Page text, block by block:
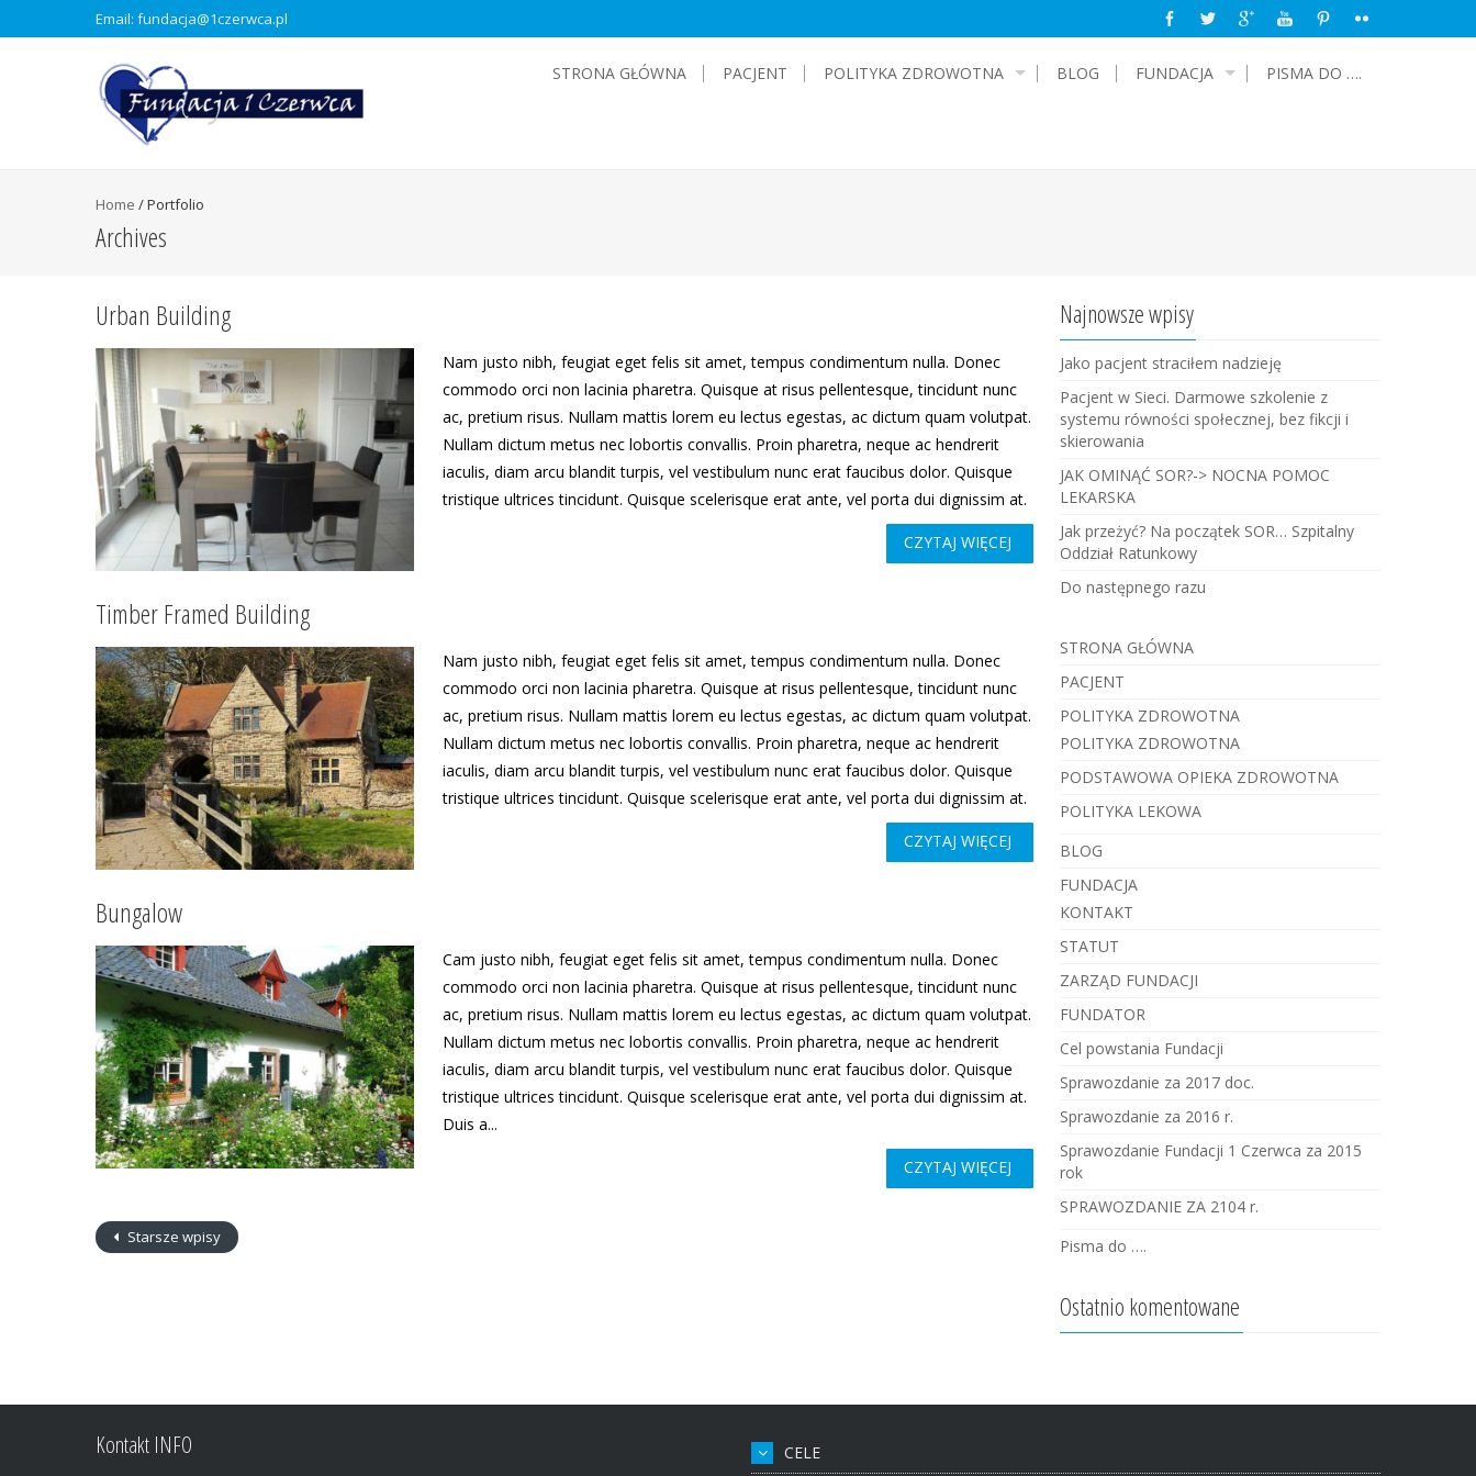
Email: fundacja@1czerwca.pl
STRONA GŁÓWNA PACJENT POLITYKA ZDROWOTNA BLOG FUNDACJA PISMA DO ….
Home /Portfolio
Archives
Urban Building
Nam justo nibh, feugiat eget felis sit amet, tempus condimentum nulla. Donec
commodo orci non lacinia pharetra. Quisque at risus pellentesque, tincidunt nunc
ac, pretium risus. Nullam mattis lorem eu lectus egestas, ac dictum quam volutpat.
Nullam dictum metus nec lobortis convallis. Proin pharetra, neque ac hendrerit
iaculis, diam arcu blandit turpis, vel vestibulum nunc erat faucibus dolor. Quisque
tristique ultrices tincidunt. Quisque scelerisque erat ante, vel porta dui dignissim at.
CZYTAJ WIĘCEJ
Timber Framed Building
Nam justo nibh, feugiat eget felis sit amet, tempus condimentum nulla. Donec
commodo orci non lacinia pharetra. Quisque at risus pellentesque, tincidunt nunc
ac, pretium risus. Nullam mattis lorem eu lectus egestas, ac dictum quam volutpat.
Nullam dictum metus nec lobortis convallis. Proin pharetra, neque ac hendrerit
iaculis, diam arcu blandit turpis, vel vestibulum nunc erat faucibus dolor. Quisque
tristique ultrices tincidunt. Quisque scelerisque erat ante, vel porta dui dignissim at.
CZYTAJ WIĘCEJ
Bungalow
Cam justo nibh, feugiat eget felis sit amet, tempus condimentum nulla. Donec
commodo orci non lacinia pharetra. Quisque at risus pellentesque, tincidunt nunc
ac, pretium risus. Nullam mattis lorem eu lectus egestas, ac dictum quam volutpat.
Nullam dictum metus nec lobortis convallis. Proin pharetra, neque ac hendrerit
iaculis, diam arcu blandit turpis, vel vestibulum nunc erat faucibus dolor. Quisque
tristique ultrices tincidunt. Quisque scelerisque erat ante, vel porta dui dignissim at.
Duis a...
CZYTAJ WIĘCEJ
Starsze wpisy
Najnowsze wpisy
Jako pacjent straciłem nadzieję
Pacjent w Sieci. Darmowe szkolenie z
systemu równości społecznej, bez fikcji i
skierowania
JAK OMINĄĆ SOR?-> NOCNA POMOC
LEKARSKA
Jak przeżyć? Na początek SOR… Szpitalny
Oddział Ratunkowy
Do następnego razu
STRONA GŁÓWNA
PACJENT
POLITYKA ZDROWOTNA
POLITYKA ZDROWOTNA
PODSTAWOWA OPIEKA ZDROWOTNA
POLITYKA LEKOWA
BLOG
FUNDACJA
KONTAKT
STATUT
ZARZĄD FUNDACJI
FUNDATOR
Cel powstania Fundacji
Sprawozdanie za 2017 doc.
Sprawozdanie za 2016 r.
Sprawozdanie Fundacji 1 Czerwca za 2015
rok
SPRAWOZDANIE ZA 2104 r.
Pisma do ….
Ostatnio komentowane
Kontakt INFO CELE